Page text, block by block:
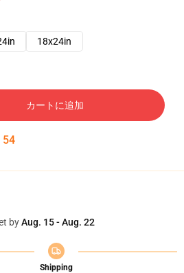
18x24in
カートに追加
53
byAug. 15 - Aug. 22
Shipping